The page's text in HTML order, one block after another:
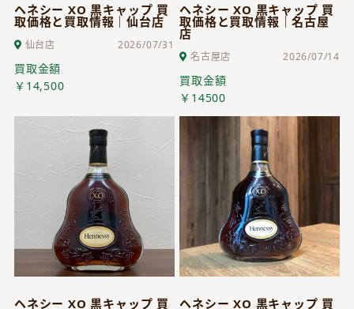
ヘネシー XO 黒キャップ 買
取価格と買取情報｜仙台店
仙台店 2026/07/31
買取金額
￥14,500
ヘネシー XO 黒キャップ 買
取価格と買取情報｜名古屋
店
名古屋店 2026/07/14
買取金額
￥14500
ヘネシー XO 黒キャップ 買 ヘネシー XO 黒キャップ 買